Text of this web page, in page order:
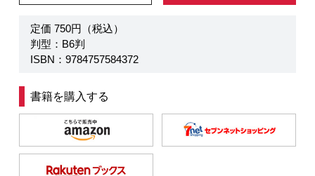
定価 750円（税込）
判型：B6判
ISBN：9784757584372
書籍を購入する